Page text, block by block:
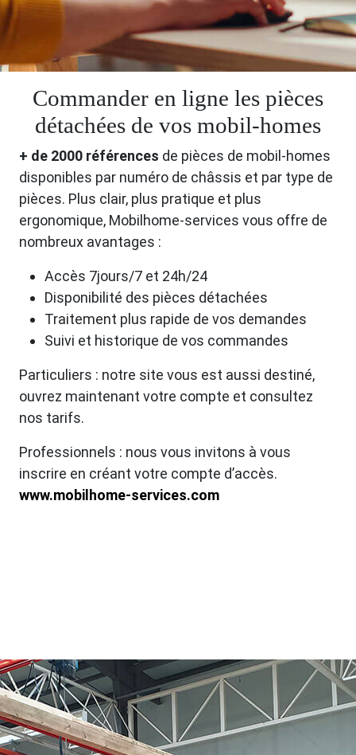
Commander en ligne les pièces
détachées de vos mobil-homes
+ de 2000 références de pièces de mobil-homes
disponibles par numéro de châssis et par type de
pièces. Plus clair, plus pratique et plus
ergonomique, Mobilhome-services vous offre de
nombreux avantages :
Accès 7jours/7 et 24h/24
Disponibilité des pièces détachées
Traitement plus rapide de vos demandes
Suivi et historique de vos commandes
Particuliers : notre site vous est aussi destiné,
ouvrez maintenant votre compte et consultez
nos tarifs.
Professionnels : nous vous invitons à vous
inscrire en créant votre compte d’accès.
www.mobilhome-services.com